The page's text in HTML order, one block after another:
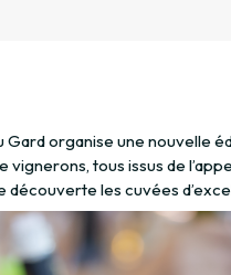
Gard organise une nouvelle
vignerons, tous issus de
découverte les cuvées